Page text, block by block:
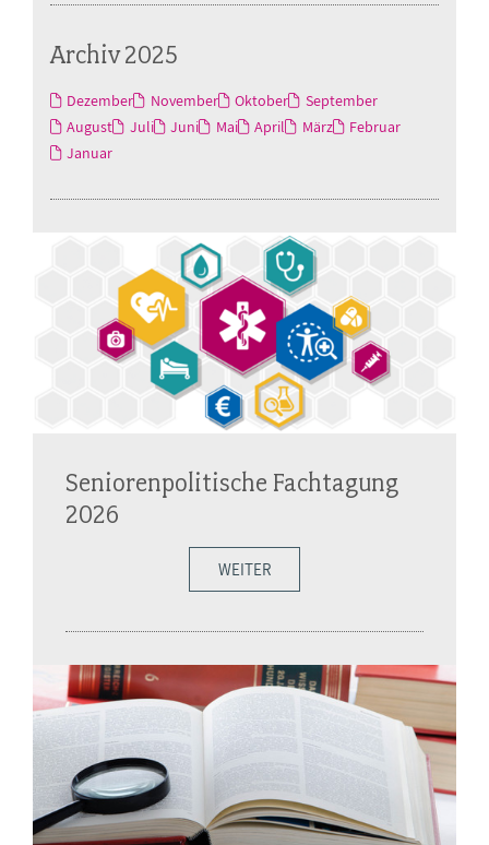
Archiv 2025
Dezember November Oktober
September
August
Juli Juni Mai April März
Februar
Januar
Seniorenpolitische Fachtagung
2026
WEITER